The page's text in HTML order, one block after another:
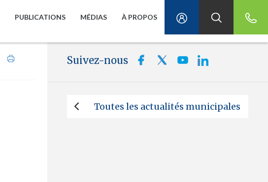
PUBLICATIONS MÉDIAS À PROPOS
Suivez-nous
Toutes les actualités municipales